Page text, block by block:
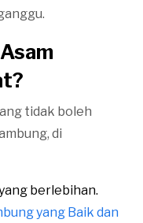
tidak boleh
di
berlebihan.
yang Baik dan